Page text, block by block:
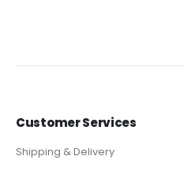
Customer Services
Shipping & Delivery